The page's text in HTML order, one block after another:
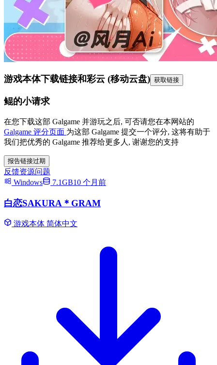
游戏本体下载链接和彩云 (移动云盘) 获取链接
鲲的小请求
在您下载这部 Galgame 并游玩之后, 可否请您在本网站的
Galgame 评分页面 为这部 Galgame 提交一个评分, 这将有助于
我们把优秀的 Galgame 推荐给更多人, 谢谢您的支持
报告链接过期
反馈资源问题
Windows
7.1GB10 个月前
白恋SAKURA＊GRAM
游戏本体 简体中文